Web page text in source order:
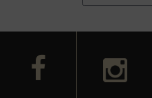
facebook